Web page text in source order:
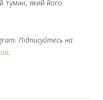
туман, який його
Підписуйтесь на
.